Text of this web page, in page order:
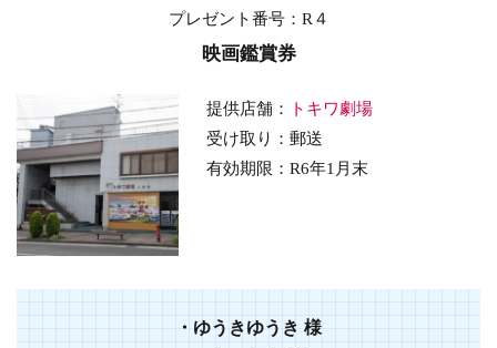
プレゼント番号：R４
映画鑑賞券
提供店舗：
トキワ劇場
受け取り：郵送
有効期限：R6年1月末
・ゆうきゆうき様